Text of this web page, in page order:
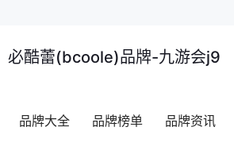
必酷蕾(bcoole)品牌-九游会j9
品牌大全 品牌榜单 品牌资讯